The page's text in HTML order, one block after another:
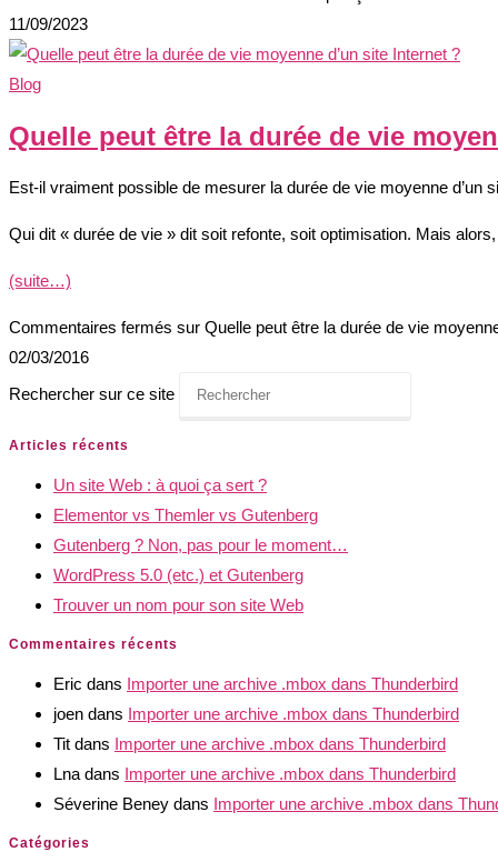
11/09/2023
Blog
Quelle peut être la durée de vie
Est-il vraiment possible de mesurer la durée de vie moyenne
Qui dit « durée de vie » dit soit refonte, soit optimisation. Mais
(suite…)
Commentaires fermés sur Quelle peut être la durée de vie
02/03/2016
Rechercher sur ce site
Articles récents
Un site Web : à quoi ça sert ?
Elementor vs Themler vs Gutenberg
Gutenberg ? Non, pas pour le moment…
WordPress 5.0 (etc.) et Gutenberg
Trouver un nom pour son site Web
Commentaires récents
Eric dans Importer une archive .mbox dans Thunderbird
joen dans Importer une archive .mbox dans Thunderbird
Tit dans Importer une archive .mbox dans Thunderbird
Lna dans Importer une archive .mbox dans Thunderbird
Séverine Beney dans Importer une archive .mbox dans
Catégories